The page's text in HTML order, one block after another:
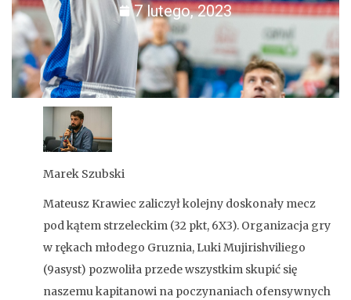
7 lutego, 2023
Marek Szubski
Mateusz Krawiec zaliczył kolejny doskonały mecz
pod kątem strzeleckim (32 pkt, 6X3). Organizacja gry
w rękach młodego Gruznia, Luki Mujirishviliego
(9asyst) pozwoliła przede wszystkim skupić się
naszemu kapitanowi na poczynaniach ofensywnych